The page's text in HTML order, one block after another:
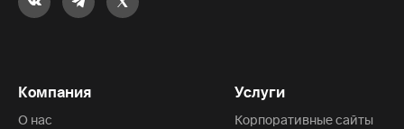
Компания
О нас
Услуги
Корпоративные сайты